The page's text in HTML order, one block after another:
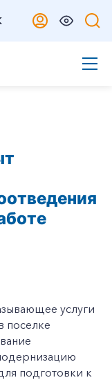
услуги
поселке
подготовки к